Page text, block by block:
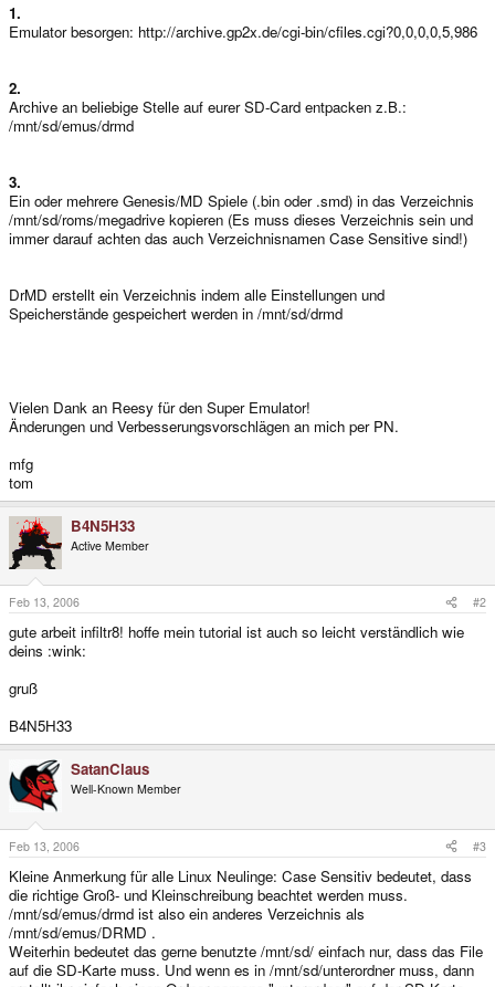
1.
Emulator besorgen: http://archive.gp2x.de/cgi-bin/cfiles.cgi?0,0,0,0,5,986
2.
Archive an beliebige Stelle auf eurer SD-Card entpacken z.B.:
/mnt/sd/emus/drmd
3.
Ein oder mehrere Genesis/MD Spiele (.bin oder .smd) in das Verzeichnis
/mnt/sd/roms/megadrive kopieren (Es muss dieses Verzeichnis sein und
immer darauf achten das auch Verzeichnisnamen Case Sensitive sind!)
DrMD erstellt ein Verzeichnis indem alle Einstellungen und
Speicherstände gespeichert werden in /mnt/sd/drmd
Vielen Dank an Reesy für den Super Emulator!
Änderungen und Verbesserungsvorschlägen an mich per PN.
mfg
tom
B4N5H33
Active Member
Feb 13, 2006 #2
gute arbeit infiltr8! hoffe mein tutorial ist auch so leicht verständlich wie
deins :wink:
gruß
B4N5H33
SatanClaus
Well-Known Member
Feb 13, 2006 #3
Kleine Anmerkung für alle Linux Neulinge: Case Sensitiv bedeutet, dass
die richtige Groß- und Kleinschreibung beachtet werden muss.
/mnt/sd/emus/drmd ist also ein anderes Verzeichnis als
/mnt/sd/emus/DRMD .
Weiterhin bedeutet das gerne benutzte /mnt/sd/ einfach nur, dass das File
auf die SD-Karte muss. Und wenn es in /mnt/sd/unterordner muss, dann